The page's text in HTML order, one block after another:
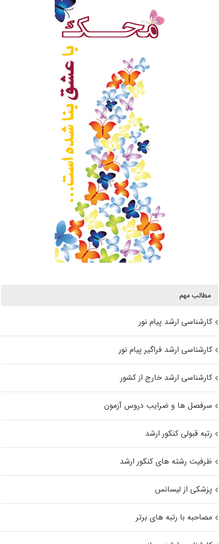
مطالب مهم
کارشناسی ارشد پیام نور
کارشناسی ارشد فراگیر پیام نور
کارشناسی ارشد خارج از کشور
سرفصل ها و ضرایب دروس آزمون
رتبه قبولی کنکور ارشد
ظرفیت رشته های کنکور ارشد
پزشکی از لیسانس
مصاحبه با رتبه های برتر